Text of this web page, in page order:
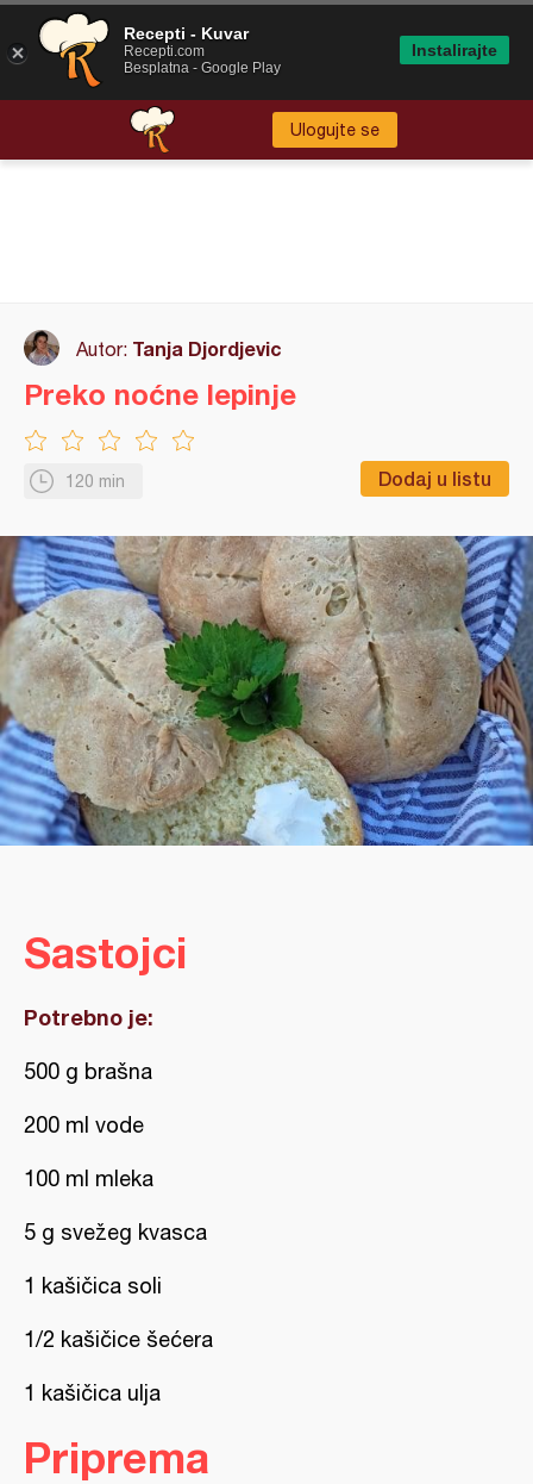
Ulogujte se
Autor: Tanja Djordjevic
120 min Dodaj u listu
Preko noćne lepinje
Sastojci
Potrebno je:
500 g brašna
200 ml vode
100 ml mleka
5 g svežeg kvasca
1 kašičica soli
1/2 kašičice šećera
1 kašičica ulja
Priprema
Recepti - Kuvar
Recepti.com
Besplatna - Google Play
Instalirajte